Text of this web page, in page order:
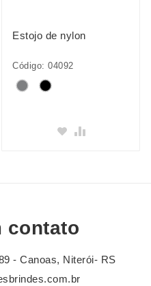
Estojo de nylon
Código: 04092
contato
- Canoas, Niterói- RS